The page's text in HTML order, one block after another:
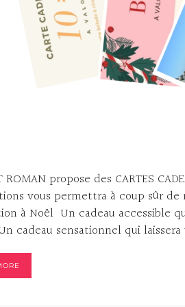
ROMAN propose des CARTES
vous permettra à coup sûr
à Noël Un cadeau accessible
cadeau sensationnel qui